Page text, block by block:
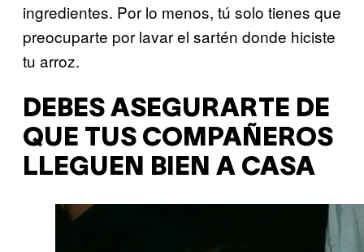
ingredientes. Por lo menos, tú solo tienes que
preocuparte por lavar el sartén donde hiciste
tu arroz.
DEBES ASEGURARTE DE
QUE TUS COMPAÑEROS
LLEGUEN BIEN A CASA